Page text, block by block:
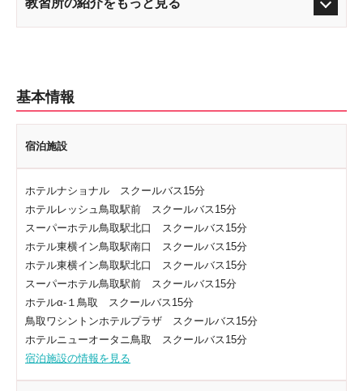
教習所の紹介をもっと見る
基本情報
宿泊施設
ホテルナショナル スクールバス15分
ホテルレッシュ鳥取駅前 スクールバス15分
スーパーホテル鳥取駅北口 スクールバス15分
ホテル東横イン鳥取駅南口 スクールバス15分
ホテル東横イン鳥取駅北口 スクールバス15分
スーパーホテル鳥取駅前 スクールバス15分
ホテルα-１鳥取 スクールバス15分
鳥取ワシントンホテルプラザ スクールバス15分
ホテルニューオータニ鳥取 スクールバス15分
宿泊施設の情報を見る